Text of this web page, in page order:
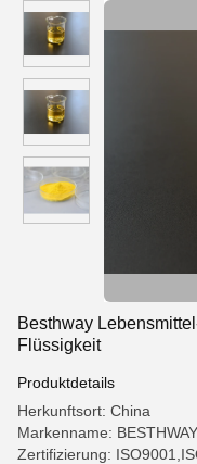
Besthway
Flüssigkeit
Produktdetails
Herkunftsort: China
Markenname: BESTHWAY
Zertifizierung: